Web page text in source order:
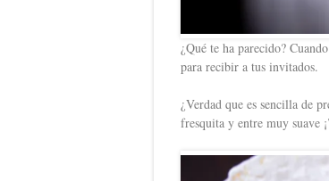
¿Qué te ha parecido?
para recibir a tus invitados.
¿Verdad que es sencilla de
fresquita y entre muy suave